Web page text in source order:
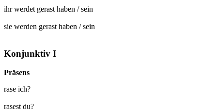
ihr werdet gerast haben / sein
sie werden gerast haben / sein
Konjunktiv I
Präsens
rase ich?
rasest du?